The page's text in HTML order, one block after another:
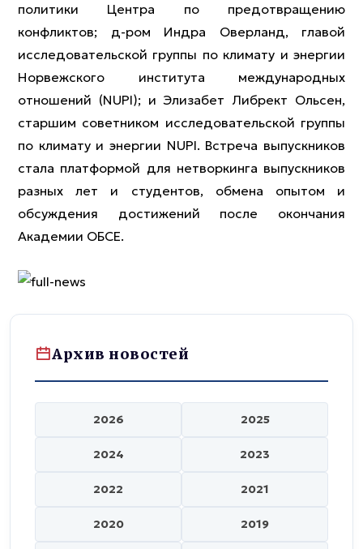
политики Центра по предотвращению
конфликтов; д-ром Индра Оверланд, главой
исследовательской группы по климату и энергии
Норвежского института международных
отношений (NUPI); и Элизабет Либрект Ольсен,
старшим советником исследовательской группы
по климату и энергии NUPI. Встреча выпускников
стала платформой для нетворкинга выпускников
разных лет и студентов, обмена опытом и
обсуждения достижений после окончания
Академии ОБСЕ.
Архив новостей
2026 2025
2024 2023
2022 2021
2020 2019